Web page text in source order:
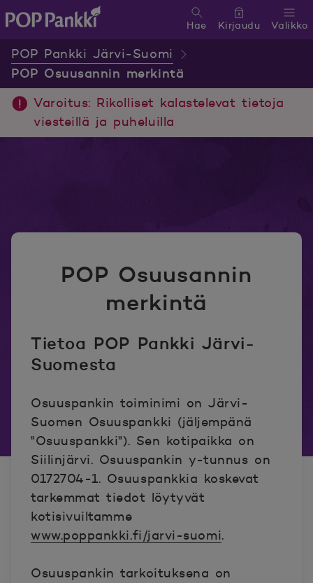
Valikko
Hae Kirjaudu
POP Pankki Järvi-Suomi
POP Osuusannin merkintä
Varoitus: Rikolliset kalastelevat tietoja
viesteillä ja puheluilla
POP Osuusannin
merkintä
Tietoa POP Pankki Järvi-
Suomesta
Osuuspankin toiminimi on Järvi-
Suomen Osuuspankki (jäljempänä
"Osuuspankki"). Sen kotipaikka on
Siilinjärvi. Osuuspankin y-tunnus on
0172704-1. Osuuspankkia koskevat
tarkemmat tiedot löytyvät
kotisivuiltamme
www.poppankki.fi/jarvi-suomi.
Osuuspankin tarkoituksena on